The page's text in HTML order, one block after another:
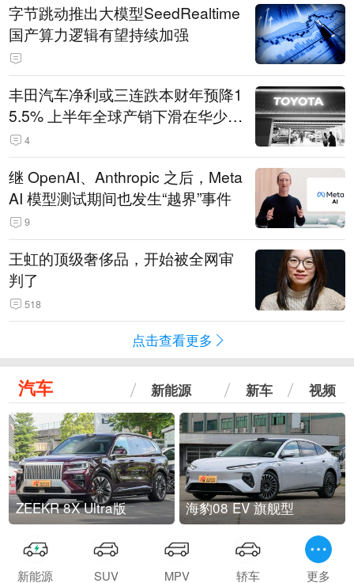
字节跳动推出大模型SeedRealtime
国产算力逻辑有望持续加强
丰田汽车净利或三连跌本财年预降1
5.5% 上半年全球产销下滑在华少卖
14.3万辆
4
继 OpenAI、Anthropic 之后，Meta
AI 模型测试期间也发生“越界”事件
9
王虹的顶级奢侈品，开始被全网审
判了
518
点击查看更多
汽车 新能源 新车 视频
ZEEKR 8X Ultra版 海豹08 EV 旗舰型
新能源 SUV MPV 轿车 更多